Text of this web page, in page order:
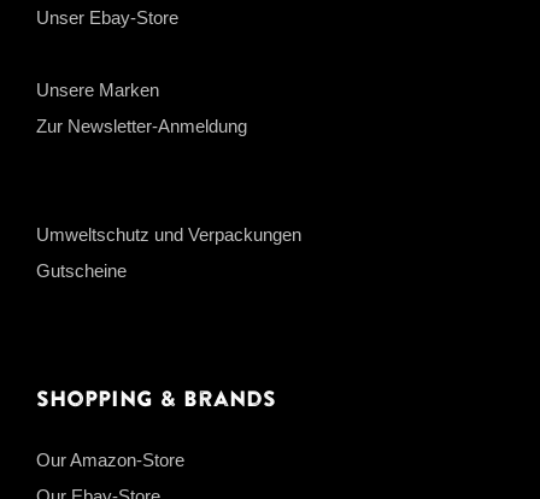
Unser Ebay-Store
Unsere Marken
Zur Newsletter-Anmeldung
Umweltschutz und Verpackungen
Gutscheine
Shopping & Brands
Our Amazon-Store